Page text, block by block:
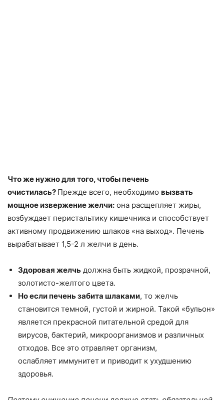
Что же нужно для того, чтобы печень
очистилась? Прежде всего, необходимо вызвать
мощное извержение желчи: она расщепляет жиры,
возбуждает перистальтику кишечника и способствует
активному продвижению шлаков «на выход». Печень
вырабатывает 1,5-2 л желчи в день.
Здоровая желчь должна быть жидкой, прозрачной,
золотисто-желтого цвета.
Но если печень забита шлаками, то желчь
становится темной, густой и жирной. Такой «бульон»
является прекрасной питательной средой для
вирусов, бактерий, микроорганизмов и различных
отходов. Все это отравляет организм,
ослабляет иммунитет и приводит к ухудшению
здоровья.